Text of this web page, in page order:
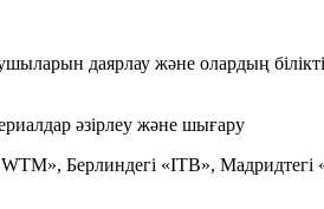
даярлау және олардың
әзірлеу және шығару
Берлиндегі «ITB», Мадридтегі